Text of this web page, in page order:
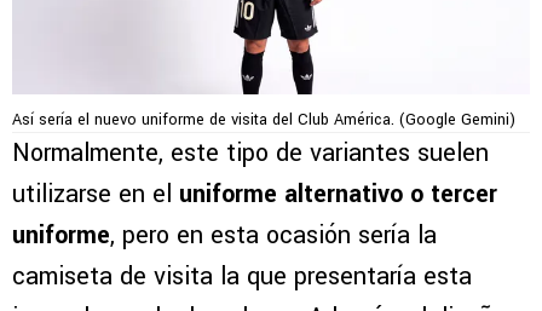
Así sería el nuevo uniforme de visita del Club América. (Google Gemini)
Normalmente, este tipo de variantes suelen
utilizarse en el uniforme alternativo o tercer
uniforme, pero en esta ocasión sería la
camiseta de visita la que presentaría esta